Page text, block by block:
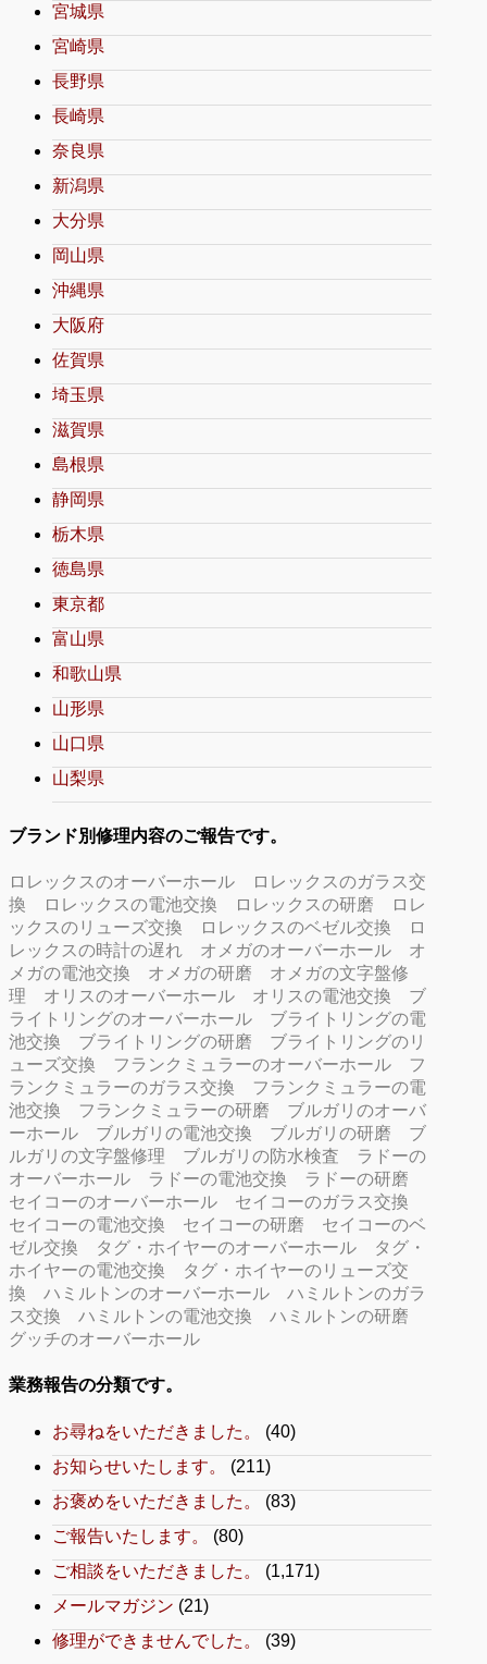
宮城県
宮崎県
長野県
長崎県
奈良県
新潟県
大分県
岡山県
沖縄県
大阪府
佐賀県
埼玉県
滋賀県
島根県
静岡県
栃木県
徳島県
東京都
富山県
和歌山県
山形県
山口県
山梨県
ブランド別修理内容のご報告です。
ロレックスのオーバーホール
ロレックスのガラス交
換
ロレックスの電池交換 ロレックスの研磨
ロレ
ックスのリューズ交換
ロレックスのベゼル交換
ロ
レックスの時計の遅れ
オメガのオーバーホール
オ
メガの電池交換
オメガの研磨
オメガの文字盤修
理
オリスのオーバーホール オリスの電池交換
ブ
ライトリングのオーバーホール
ブライトリングの電
池交換
ブライトリングの研磨
ブライトリングのリ
ューズ交換
フランクミュラーのオーバーホール
フ
ランクミュラーのガラス交換
フランクミュラーの電
池交換
フランクミュラーの研磨
ブルガリのオーバ
ーホール
ブルガリの電池交換 ブルガリの研磨
ブ
ルガリの文字盤修理
ブルガリの防水検査
ラドーの
オーバーホール
ラドーの電池交換
ラドーの研磨
セイコーのオーバーホール
セイコーのガラス交換
セイコーの電池交換
セイコーの研磨
セイコーのベ
ゼル交換
タグ・ホイヤーのオーバーホール
タグ・
ホイヤーの電池交換
タグ・ホイヤーのリューズ交
換
ハミルトンのオーバーホール
ハミルトンのガラ
ス交換
ハミルトンの電池交換
ハミルトンの研磨
グッチのオーバーホール
業務報告の分類です。
お尋ねをいただきました。
(40)
お知らせいたします。
(211)
お褒めをいただきました。
(83)
ご報告いたします。
(80)
ご相談をいただきました。
(1,171)
メールマガジン (21)
修理ができませんでした。
(39)